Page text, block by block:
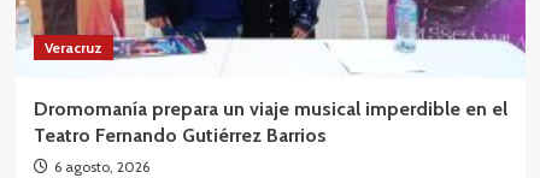
Veracruz
Dromomanía prepara un viaje musical imperdible en el
Teatro Fernando Gutiérrez Barrios
6 agosto, 2026